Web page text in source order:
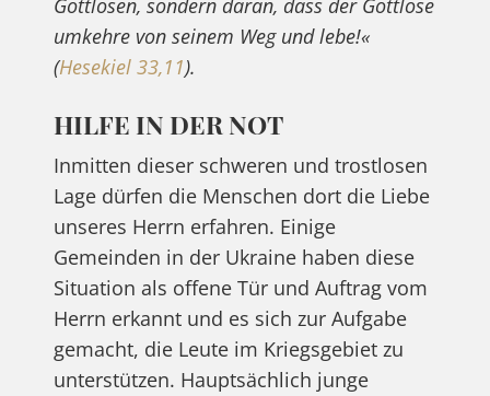
Gottlosen, sondern daran, dass der Gottlose
umkehre von seinem Weg und lebe!«
(Hesekiel 33,11).
HILFE IN DER NOT
Inmitten dieser schweren und trostlosen
Lage dürfen die Menschen dort die Liebe
unseres Herrn erfahren. Einige
Gemeinden in der Ukraine haben diese
Situation als offene Tür und Auftrag vom
Herrn erkannt und es sich zur Aufgabe
gemacht, die Leute im Kriegsgebiet zu
unterstützen. Hauptsächlich junge